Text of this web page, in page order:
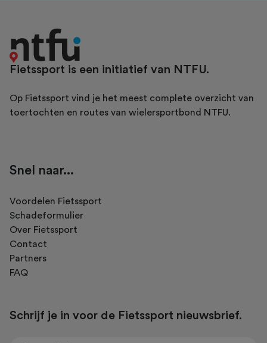
Fietssport is een initiatief van NTFU.
Op Fietssport vind je het meest complete overzicht van
toertochten en routes van wielersportbond NTFU.
Snel naar...
Voordelen Fietssport
Schadeformulier
Over Fietssport
Contact
Partners
FAQ
Schrijf je in voor de Fietssport nieuwsbrief.